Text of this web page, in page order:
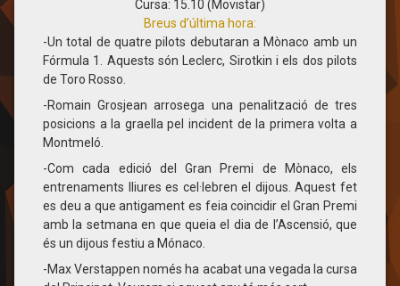
Cursa: 15.10 (Movistar)
Breus d’última hora:
-Un total de quatre pilots debutaran a Mònaco amb un
Fórmula 1. Aquests són Leclerc, Sirotkin i els dos pilots
de Toro Rosso.
-Romain Grosjean arrosega una penalització de tres
posicions a la graella pel incident de la primera volta a
Montmeló.
-Com cada edició del Gran Premi de Mònaco, els
entrenaments lliures es cel·lebren el dijous. Aquest fet
es deu a que antigament es feia coincidir el Gran Premi
amb la setmana en que queia el dia de l’Ascensió, que
és un dijous festiu a Mónaco.
-Max Verstappen només ha acabat una vegada la cursa